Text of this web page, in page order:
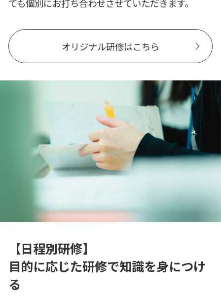
ても個別にお打ち合わせさせていただきます。
オリジナル研修はこちら
【日程別研修】
目的に応じた研修で知識を身につけ
る